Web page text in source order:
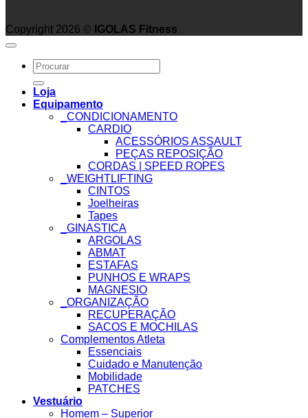
Copyright 2026 © IGOLAS Fitness
Search
for:
Loja
Equipamento
_CONDICIONAMENTO
CARDIO
ACESSÓRIOS ASSAULT
PEÇAS REPOSIÇÃO
CORDAS | SPEED ROPES
_WEIGHTLIFTING
CINTOS
Joelheiras
Tapes
_GINASTICA
ARGOLAS
ABMAT
ESTAFAS
PUNHOS E WRAPS
MAGNESIO
_ORGANIZAÇÃO
RECUPERAÇÃO
SACOS E MOCHILAS
Complementos Atleta
Essenciais
Cuidado e Manutenção
Mobilidade
PATCHES
Vestuário
Homem – Superior